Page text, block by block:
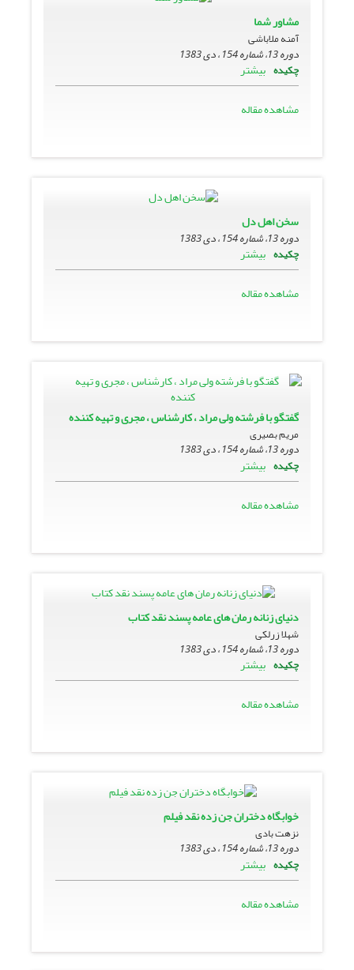
مشاور شما
آمنه ملاباشی
دوره 13، شماره 154 ، دی 1383
چکیده بیشتر
مشاهده مقاله
سخن اهل دل
دوره 13، شماره 154 ، دی 1383
چکیده بیشتر
مشاهده مقاله
گفتگو با فرشته ولى مراد ، کارشناس ، مجرى و تهیه کننده
مریم بصیری
دوره 13، شماره 154 ، دی 1383
چکیده بیشتر
مشاهده مقاله
دنیاى زنانه رمان هاى عامه پسند نقد کتاب
شهلا زرلکی
دوره 13، شماره 154 ، دی 1383
چکیده بیشتر
مشاهده مقاله
خوابگاه دختران جن زده نقد فیلم
نزهت بادی
دوره 13، شماره 154 ، دی 1383
چکیده بیشتر
مشاهده مقاله